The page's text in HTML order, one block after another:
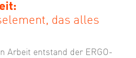
das alles
Arbeit entstand der ERGO-